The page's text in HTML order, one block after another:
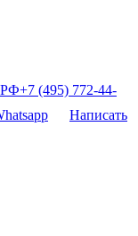
РФ+7 (495) 772-44-
Написать